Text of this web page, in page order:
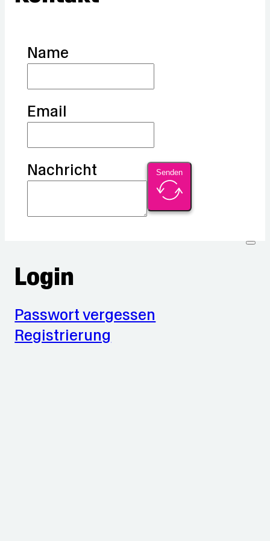
Name
Email
Nachricht Senden
Login
Passwort vergessen
Registrierung